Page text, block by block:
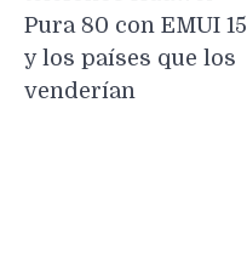
entradas
Pura 80 con EMUI 15
y los países que los
venderían